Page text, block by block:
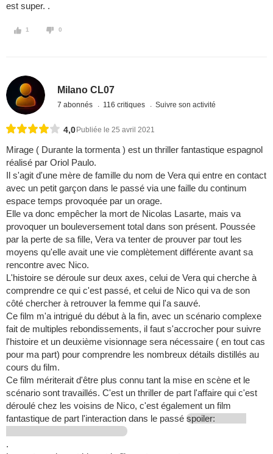
est super. .
1 0
Milano CL07
7 abonnés 116 critiques Suivre son activité
4,0 Publiée le 25 avril 2021
Mirage ( Durante la tormenta ) est un thriller fantastique espagnol
réalisé par Oriol Paulo.
Il s'agit d'une mère de famille du nom de Vera qui entre en contact
avec un petit garçon dans le passé via une faille du continum
espace temps provoquée par un orage.
Elle va donc empêcher la mort de Nicolas Lasarte, mais va
provoquer un bouleversement total dans son présent. Poussée
par la perte de sa fille, Vera va tenter de prouver par tout les
moyens qu'elle avait une vie complètement différente avant sa
rencontre avec Nico.
L'histoire se déroule sur deux axes, celui de Vera qui cherche à
comprendre ce qui c'est passé, et celui de Nico qui va de son
côté chercher à retrouver la femme qui l'a sauvé.
Ce film m'a intrigué du début à la fin, avec un scénario complexe
fait de multiples rebondissements, il faut s'accrocher pour suivre
l'histoire et un deuxième visionnage sera nécessaire ( en tout cas
pour ma part) pour comprendre les nombreux détails distillés au
cours du film.
Ce film mériterait d'être plus connu tant la mise en scène et le
scénario sont travaillés. C'est un thriller de part l'affaire qui c'est
déroulé chez les voisins de Nico, c'est également un film
fantastique de part l'interaction dans le passé spoiler:
.